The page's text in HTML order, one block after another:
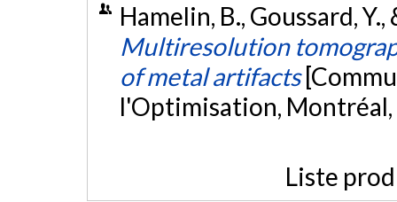
Hamelin, B., Goussard,
Multiresolution
of metal artifacts
l'Optimisation,
Liste